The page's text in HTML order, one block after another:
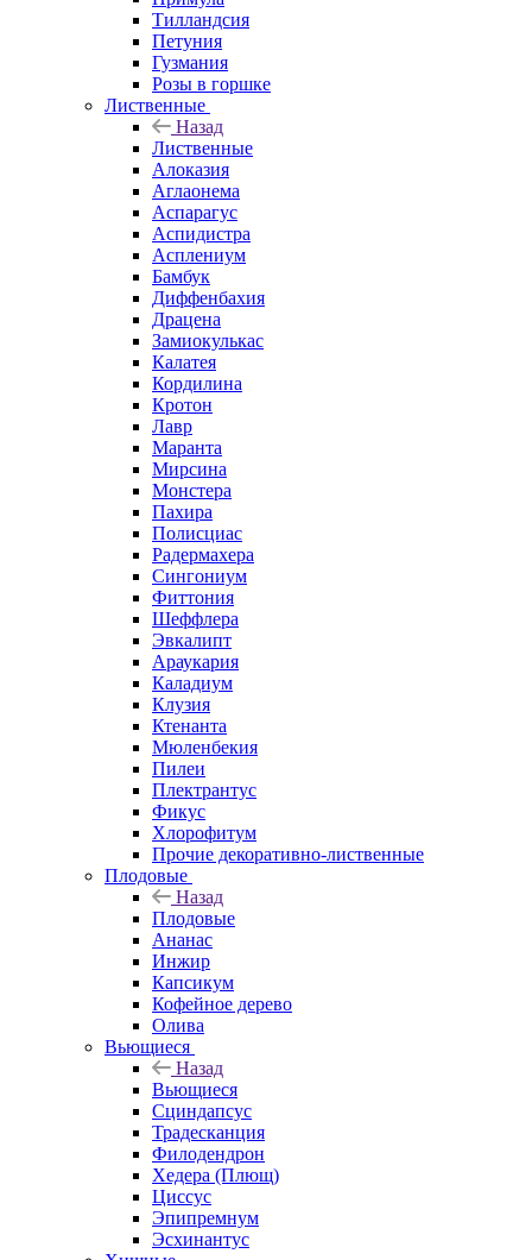
Тилландсия
Петуния
Гузмания
Розы в горшке
Лиственные
Назад
Лиственные
Алоказия
Аглаонема
Аспарагус
Аспидистра
Асплениум
Бамбук
Диффенбахия
Драцена
Замиокулькас
Калатея
Кордилина
Кротон
Лавр
Маранта
Мирсина
Монстера
Пахира
Полисциас
Радермахера
Сингониум
Фиттония
Шеффлера
Эвкалипт
Араукария
Каладиум
Клузия
Ктенанта
Мюленбекия
Пилеи
Плектрантус
Фикус
Хлорофитум
Прочие декоративно-лиственные
Плодовые
Назад
Плодовые
Ананас
Инжир
Капсикум
Кофейное дерево
Олива
Вьющиеся
Назад
Вьющиеся
Сциндапсус
Традесканция
Филодендрон
Хедера (Плющ)
Циссус
Эпипремнум
Эсхинантус